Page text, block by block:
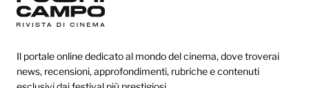
Il portale online dedicato al mondo del cinema, dove troverai
news, recensioni, approfondimenti, rubriche e contenuti